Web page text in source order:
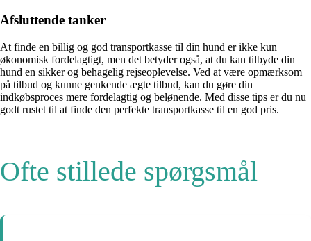
Afsluttende tanker
At finde en billig og god transportkasse til din hund er ikke kun
økonomisk fordelagtigt, men det betyder også, at du kan tilbyde din
hund en sikker og behagelig rejseoplevelse. Ved at være opmærksom
på tilbud og kunne genkende ægte tilbud, kan du gøre din
indkøbsproces mere fordelagtig og belønende. Med disse tips er du nu
godt rustet til at finde den perfekte transportkasse til en god pris.
Ofte stillede spørgsmål